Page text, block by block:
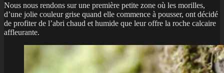
Nous nous rendons sur une première petite zone où les morilles,
d’une jolie couleur grise quand elle commence à pousser, ont décidé
de profiter de l’abri chaud et humide que leur offre la roche calcaire
affleurante.